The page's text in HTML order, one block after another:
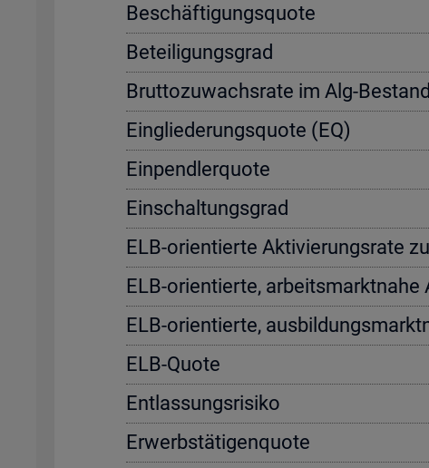
Be­schäf­ti­gungs­quo­te
Be­tei­li­gungs­grad
Brut­to­zu­wachs­ra­te im Alg-Be­stand
Ein­glie­de­rungs­quo­te (EQ)
Ein­pend­ler­quo­te
Ein­schal­tungs­grad
ELB-ori­en­tier­te Ak­ti­vie­rungs­ra­te
ELB-ori­en­tier­te,
ELB-ori­en­tier­te,
ELB-Quote
Ent­las­sungs­ri­si­ko
Er­werbs­tä­ti­gen­quo­te